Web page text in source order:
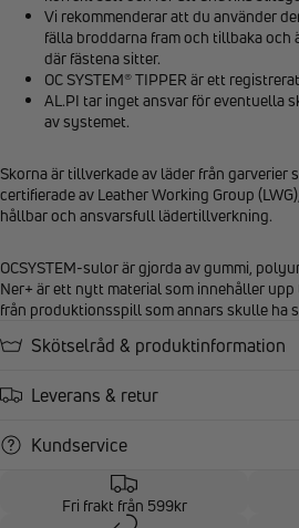
Vi rekommenderar att du använder
fälla broddarna fram och tillbaka och
där fästena sitter.
OC SYSTEM® TIPPER är ett
AL.PI tar inget ansvar för eventuella
av systemet.
Skorna är tillverkade av läder från garverier
certifierade av Leather Working Group
hållbar och ansvarsfull lädertillverkning.
OCSYSTEM-sulor är gjorda av gummi,
Ner+ är ett nytt material som innehåller
från produktionsspill som annars skulle ha
Skötselråd & produktinformation
Leverans & retur
Kundservice
Fri frakt från 599kr